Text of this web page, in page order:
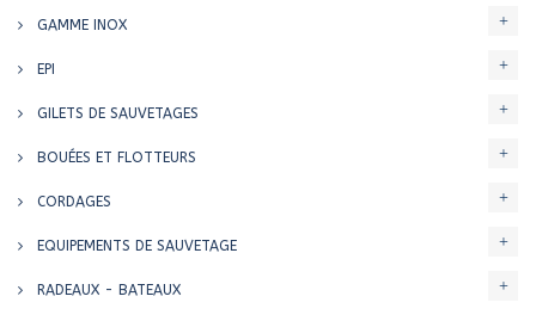
GAMME INOX
EPI
GILETS DE SAUVETAGES
BOUÉES ET FLOTTEURS
CORDAGES
EQUIPEMENTS DE SAUVETAGE
RADEAUX - BATEAUX